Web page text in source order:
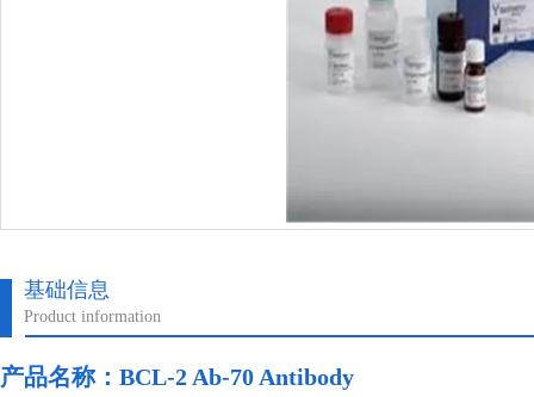
基础信息
Product information
产品名称： BCL-2 Ab-70 Antibody